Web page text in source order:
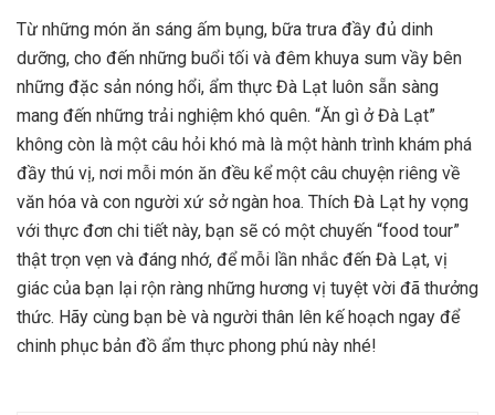
Từ những món ăn sáng ấm bụng, bữa trưa đầy đủ dinh
dưỡng, cho đến những buổi tối và đêm khuya sum vầy bên
những đặc sản nóng hổi, ẩm thực Đà Lạt luôn sẵn sàng
mang đến những trải nghiệm khó quên. “Ăn gì ở Đà Lạt”
không còn là một câu hỏi khó mà là một hành trình khám phá
đầy thú vị, nơi mỗi món ăn đều kể một câu chuyện riêng về
văn hóa và con người xứ sở ngàn hoa. Thích Đà Lạt hy vọng
với thực đơn chi tiết này, bạn sẽ có một chuyến “food tour”
thật trọn vẹn và đáng nhớ, để mỗi lần nhắc đến Đà Lạt, vị
giác của bạn lại rộn ràng những hương vị tuyệt vời đã thưởng
thức. Hãy cùng bạn bè và người thân lên kế hoạch ngay để
chinh phục bản đồ ẩm thực phong phú này nhé!